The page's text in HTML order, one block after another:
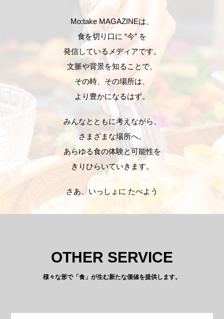
Mo:take MAGAZINEは、
食を切り口に “今” を
発信しているメディアです。
文脈や背景を知ることで、
その時、その場所は、
より豊かになるはず。
みんなとともに考えながら、
さまざまな場所へ。
あらゆる食の体験と可能性を
きりひらいていきます。
さあ、いっしょに たべよう
OTHER SERVICE
様々な形で「食」が生む新たな価値を提供します。